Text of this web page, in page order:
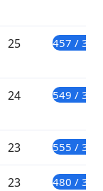
25 457 /
24 549 /
23 555 /
23 480 /